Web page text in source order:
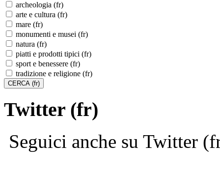
archeologia (fr)
arte e cultura (fr)
mare (fr)
monumenti e musei (fr)
natura (fr)
piatti e prodotti tipici (fr)
sport e benessere (fr)
tradizione e religione (fr)
Twitter (fr)
Seguici anche su Twitter